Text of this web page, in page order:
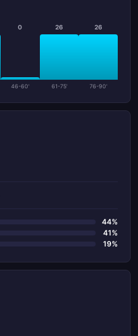
0
46-60'
26
61-75'
26
76-90'
44%
41%
19%